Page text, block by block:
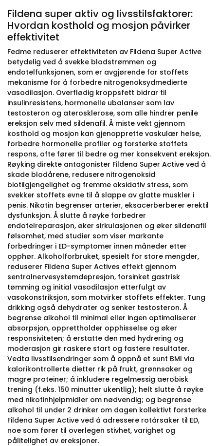
Fildena super aktiv og livsstilsfaktorer:
Hvordan kosthold og mosjon påvirker
effektivitet
Fedme reduserer effektiviteten av Fildena Super Active
betydelig ved å svekke blodstrømmen og
endotelfunksjonen, som er avgjørende for stoffets
mekanisme for å forbedre nitrogenoksydmedierte
vasodilasjon. Overflødig kroppsfett bidrar til
insulinresistens, hormonelle ubalanser som lav
testosteron og aterosklerose, som alle hindrer penile
ereksjon selv med sildenafil. Å miste vekt gjennom
kosthold og mosjon kan gjenopprette vaskulær helse,
forbedre hormonelle profiler og forsterke stoffets
respons, ofte fører til bedre og mer konsekvent ereksjon.
Røyking direkte antagonister Fildena Super Active ved å
skade blodårene, redusere nitrogenoksid
biotilgjengelighet og fremme oksidativ stress, som
svekker stoffets evne til å slappe av glatte muskler i
penis. Nikotin begrenser arterier, eksacerberberer erektil
dysfunksjon. Å slutte å røyke forbedrer
endotelreparasjon, øker sirkulasjonen og øker sildenafil
følsomhet, med studier som viser markante
forbedringer i ED-symptomer innen måneder etter
opphør. Alkoholforbruket, spesielt for store mengder,
reduserer Fildena Super Actives effekt gjennom
sentralnervesystemdepresjon, forsinket gastrisk
tømming og initial vasodilasjon etterfulgt av
vasokonstriksjon, som motvirker stoffets effekter. Tung
drikking også dehydrater og senker testosteron. Å
begrense alkohol til minimal eller ingen optimaliserer
absorpsjon, opprettholder opphisselse og øker
responsiviteten; å erstatte den med hydrering og
moderasjon gir raskere start og fastere resultater.
Vedta livsstilsendringer som å oppnå et sunt BMI via
kalorikontrollerte dietter rik på frukt, grønnsaker og
magre proteiner; å inkludere regelmessig aerobisk
trening (f.eks. 150 minutter ukentlig); helt slutte å røyke
med nikotinhjelpmidler om nødvendig; og begrense
alkohol til under 2 drinker om dagen kollektivt forsterke
Fildena Super Active ved å adressere rotårsaker til ED,
noe som fører til overlegen stivhet, varighet og
pålitelighet av ereksjoner.